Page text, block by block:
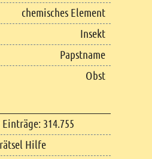
chemisches Element
Insekt
Papstname
Obst
314.755
Hilfe